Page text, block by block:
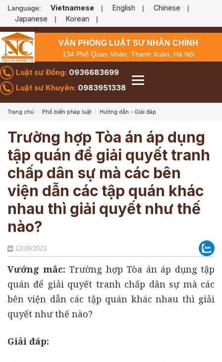
Language: Vietnamese | English | Chinese |
Japanese | Korean |
VĂN PHÒNG LUẬT SƯ NHÂN CHÍNH
134 Phố Quan Nhân, Thanh Xuân, Hà Nội
Luật sư Đồng: 0936683699
Luật sư Khuyên: 0983951338
Trang chủ Phổ biến pháp luật Hướng dẫn - Giải đáp
Trường hợp Tòa án áp dụng
tập quán để giải quyết tranh
chấp dân sự mà các bên
viện dẫn các tập quán khác
nhau thì giải quyết như thế
nào?
12/09/2023
Vướng mắc: Trường hợp Tòa án áp dụng tập
quán để giải quyết tranh chấp dân sự mà các
bên viện dẫn các tập quán khác nhau thì giải
quyết như thế nào?
Giải đáp: